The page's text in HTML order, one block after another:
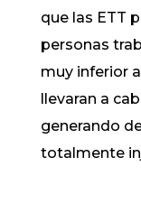
que las ETT
personas
muy inferior
llevaran a
generando
totalmente